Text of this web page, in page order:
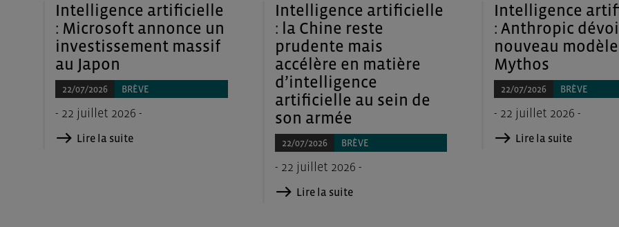
Intelligence artificielle
: Microsoft annonce un
investissement massif
au Japon
22/07/2026 BRÈVE
- 22 juillet 2026 -
Lire la suite
Intelligence artificielle
: la Chine reste
prudente mais
accélère en matière
d’intelligence
artificielle au sein de
son armée
22/07/2026 BRÈVE
- 22 juillet 2026 -
Lire la suite
Intelligence
: Anthropic
nouveau modèle
Mythos
22/07/2026 BRÈVE
- 22 juillet 2026 -
Lire la suite